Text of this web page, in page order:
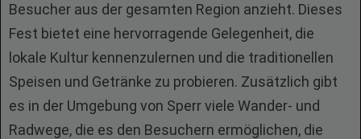
Besucher aus der gesamten Region anzieht. Dieses
Fest bietet eine hervorragende Gelegenheit, die
lokale Kultur kennenzulernen und die traditionellen
Speisen und Getränke zu probieren. Zusätzlich gibt
es in der Umgebung von Sperr viele Wander- und
Radwege, die es den Besuchern ermöglichen, die